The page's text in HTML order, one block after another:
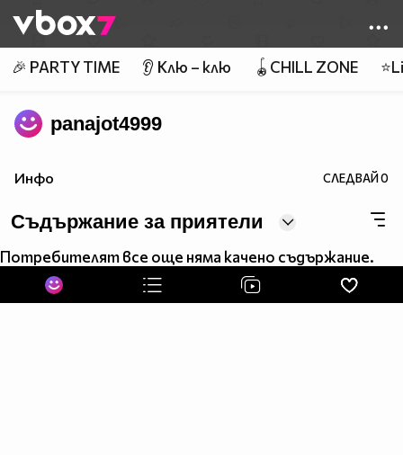
👾
🎉 PARTY TIME 👂 Клю – клю 🪀CHILL ZONE
panajot4999
Инфо СЛЕДВАЙ0
Съдържание за приятели
Потребителят все още няма качено съдържание.